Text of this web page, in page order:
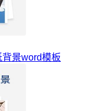
景word模板